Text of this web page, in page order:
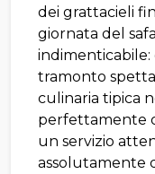
dei grattacieli
giornata del
tramonto
culinaria tipica
perfettamente
un servizio
assolutamente